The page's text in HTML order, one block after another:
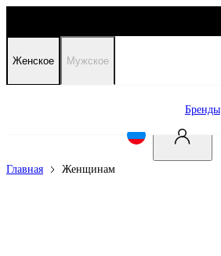
Женское Мужское
Бренды
Главная Женщинам